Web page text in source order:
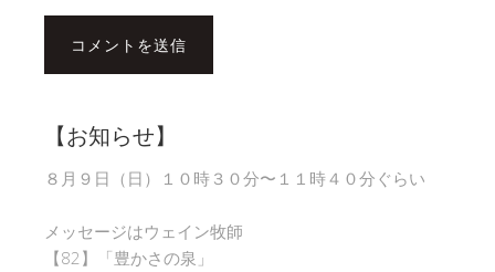
【お知らせ】
８月９日（日）１０時３０分〜１１時４０分ぐらい
メッセージはウェイン牧師
【82】「豊かさの泉」